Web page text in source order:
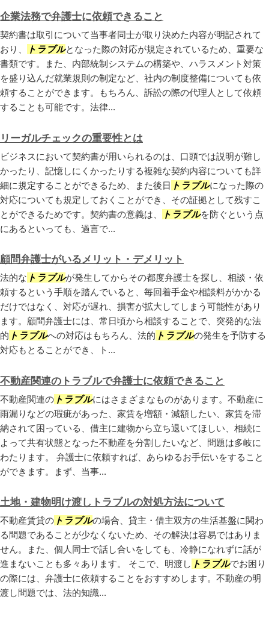
企業法務で弁護士に依頼できること
契約書は取引について当事者同士が取り決めた内容が明記されて
おり、
トラブルとなった際の対応が規定されているため、重要な
書類です。また、内部統制システムの構築や、ハラスメント対策
を盛り込んだ就業規則の制定など、社内の制度整備についても依
頼することができます。もちろん、訴訟の際の代理人として依頼
することも可能です。法律...
リーガルチェックの重要性とは
ビジネスにおいて契約書が用いられるのは、口頭では説明が難し
かったり、記憶しにくかったりする複雑な契約内容についても詳
細に規定することができるため、また後日 トラブルになった際の
対応についても規定しておくことができ、その証拠として残すこ
とができるためです。契約書の意義は、
トラブルを防ぐという点
にあるといっても、過言で...
顧問弁護士がいるメリット・デメリット
法的な トラブルが発生してからその都度弁護士を探し、相談・依
頼するという手順を踏んでいると、毎回着手金や相談料がかかる
だけではなく、対応が遅れ、損害が拡大してしまう可能性があり
ます。顧問弁護士には、常日頃から相談することで、突発的な法
的 トラブルへの対応はもちろん、法的 トラブルの発生を予防する
対応もとることができ、ト...
不動産関連のトラブルで弁護士に依頼できること
不動産関連の トラブルにはさまざまなものがあります。不動産に
雨漏りなどの瑕疵があった、家賃を増額・減額したい、家賃を滞
納されて困っている、借主に建物から立ち退いてほしい、相続に
よって共有状態となった不動産を分割したいなど、問題は多岐に
わたります。 弁護士に依頼すれば、あらゆるお手伝いをすること
ができます。まず、当事...
土地・建物明け渡しトラブルの対処方法について
不動産賃貸の トラブルの場合、貸主・借主双方の生活基盤に関わ
る問題であることが少なくないため、その解決は容易ではありま
せん。また、個人同士で話し合いをしても、冷静になれずに話が
進まないことも多々あります。 そこで、明渡し トラブルでお困り
の際には、弁護士に依頼することをおすすめします。不動産の明
渡し問題では、法的知識...